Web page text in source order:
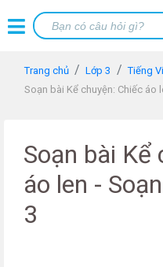
Trang chủ Lớp 3 Tiếng
Soạn bài Kể chuyện: Chiếc áo
Soạn bài Kể
áo len -
3